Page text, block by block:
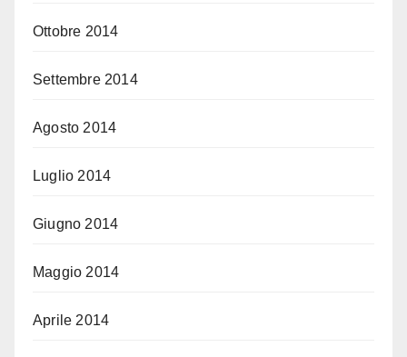
Ottobre 2014
Settembre 2014
Agosto 2014
Luglio 2014
Giugno 2014
Maggio 2014
Aprile 2014